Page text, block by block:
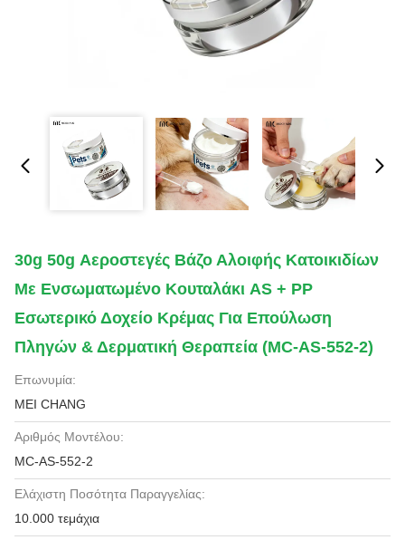
30g 50g Αεροστεγές Βάζο Αλοιφής Κατοικιδίων
Με Ενσωματωμένο Κουταλάκι AS + PP
Εσωτερικό Δοχείο Κρέμας Για Επούλωση
Πληγών & Δερματική Θεραπεία (MC-AS-552-2)
Επωνυμία:
MEI CHANG
Αριθμός Μοντέλου:
MC-AS-552-2
Ελάχιστη Ποσότητα Παραγγελίας:
10.000 τεμάχια